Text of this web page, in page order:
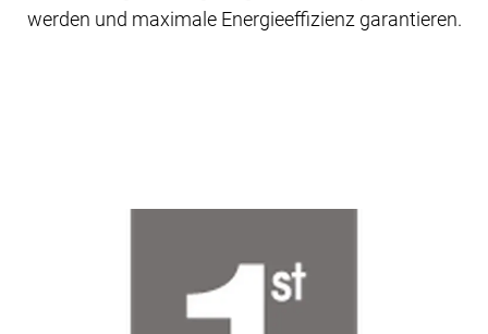
werden und maximale Energieeffizienz garantieren.